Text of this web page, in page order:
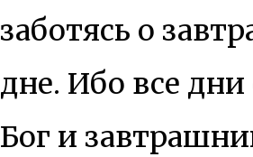
заботясь о
дне. Ибо все дни
Бог и